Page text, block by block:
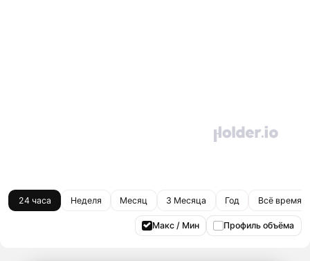
24 часа Неделя Месяц 3 Месяца Год Всё время
Макс / Мин Профиль объёма